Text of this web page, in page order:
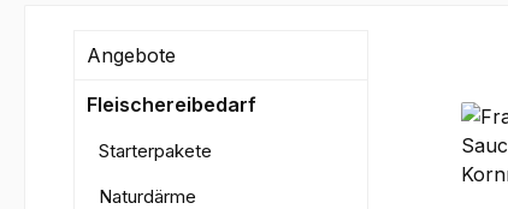
Angebote
Fleischereibedarf
Starterpakete
Naturdärme